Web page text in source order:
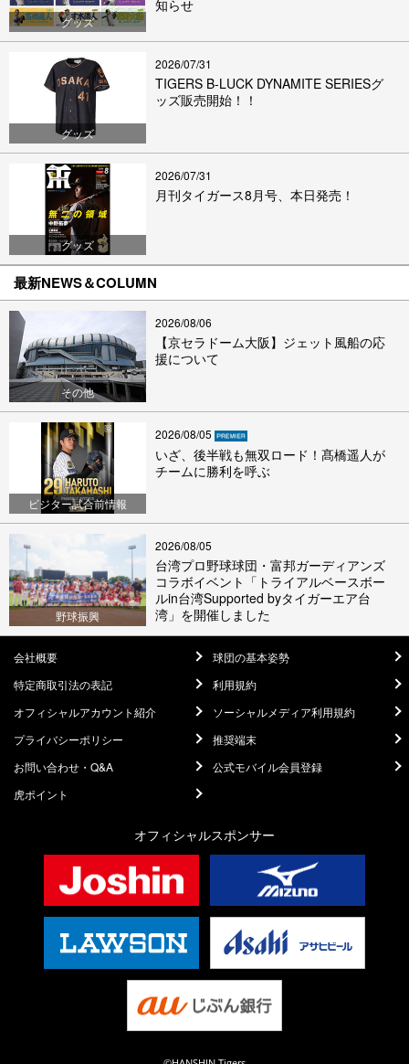
グッズ
知らせ
グッズ
2026/07/31
TIGERS B-LUCK DYNAMITE SERIESグ
ッズ販売開始！！
グッズ
2026/07/31
月刊タイガース8月号、本日発売！
最新NEWS＆COLUMN
その他
2026/08/06
【京セラドーム大阪】ジェット風船の応
援について
ビジター試合前情報
2026/08/05
いざ、後半戦も無双ロード！髙橋遥人が
チームに勝利を呼ぶ
野球振興
2026/08/05
台湾プロ野球球団・富邦ガーディアンズ
コラボイベント「トライアルベースボー
ルin台湾Supported byタイガーエア台
湾」を開催しました
会社概要
球団の基本姿勢
特定商取引法の表記
利用規約
オフィシャルアカウント紹介
ソーシャルメディア利用規約
プライバシーポリシー
推奨端末
お問い合わせ・Q&A
公式モバイル会員登録
虎ポイント
オフィシャルスポンサー